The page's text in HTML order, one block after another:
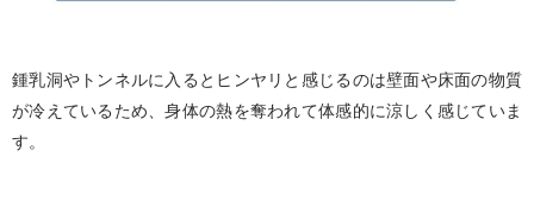
鍾乳洞やトンネルに入るとヒンヤリと感じるのは壁面や床面の物質
が冷えているため、身体の熱を奪われて体感的に涼しく感じていま
す。